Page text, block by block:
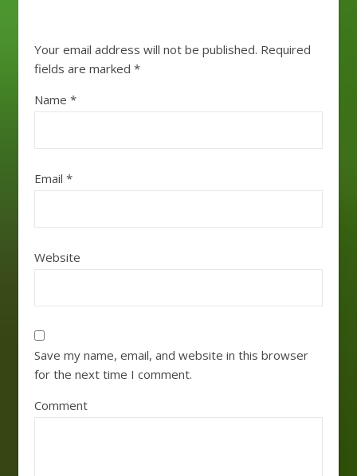
Your email address will not be published. Required
fields are marked *
Name *
Email *
Website
Save my name, email, and website in this browser
for the next time I comment.
Comment